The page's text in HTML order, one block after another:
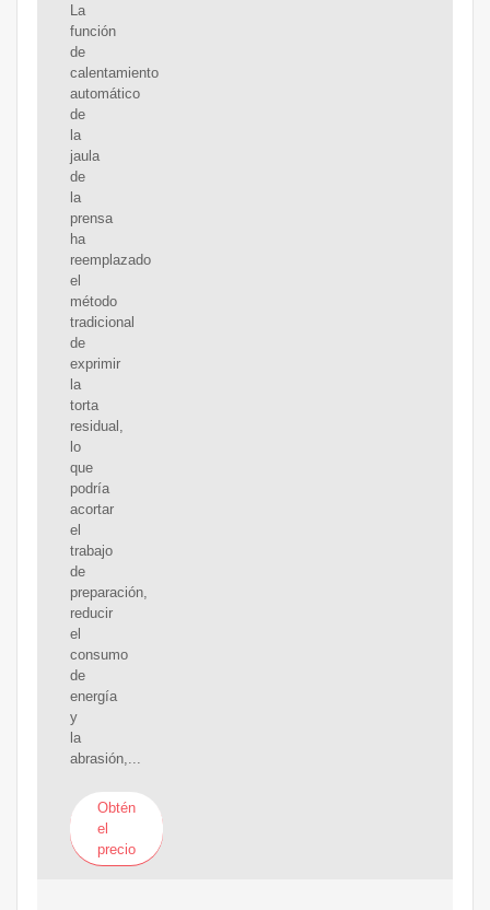
La
función
de
calentamiento
automático
de
la
jaula
de
la
prensa
ha
reemplazado
el
método
tradicional
de
exprimir
la
torta
residual,
lo
que
podría
acortar
el
trabajo
de
preparación,
reducir
el
consumo
de
energía
y
la
abrasión,...
Obtén
el
precio